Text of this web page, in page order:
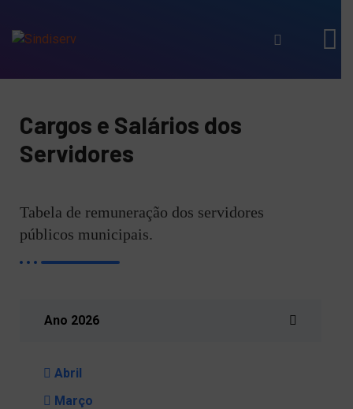
Cargos e Salários dos
Servidores
Tabela de remuneração dos servidores
públicos municipais.
Ano 2026
Abril
Março